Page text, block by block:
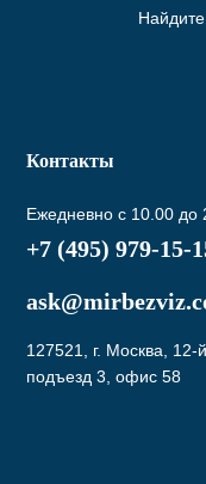
Контакты
Ежедневно с 10.00 до
+7 (495) 979-15-
127521, г. Москва,
подъезд 3, офис 58